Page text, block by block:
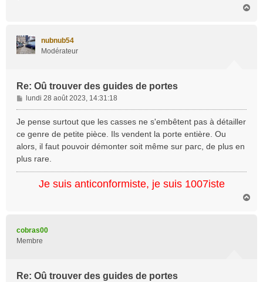
nubnub54
Modérateur
Re: Oû trouver des guides de portes
M
e
s
a
g
e
lundi 28 août 2023, 14:31:18
Je pense surtout que les casses ne s'embêtent pas à détailler
ce genre de petite pièce. Ils vendent la porte entière. Ou
alors, il faut pouvoir démonter soit même sur parc, de plus en
plus rare.
Je suis anticonformiste, je suis 1007iste
cobras00
Membre
Re: Oû trouver des guides de portes